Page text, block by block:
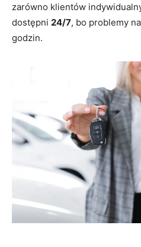
zarówno klientów
dostępni 24/7, bo problemy
godzin.